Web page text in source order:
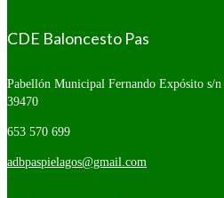
CDE Baloncesto Pas
Pabellón Municipal Fernando Expósito s/n
39470
653 570 699
adbpaspielagos@gmail.com